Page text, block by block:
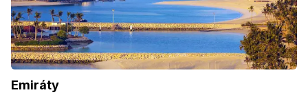
Emiráty